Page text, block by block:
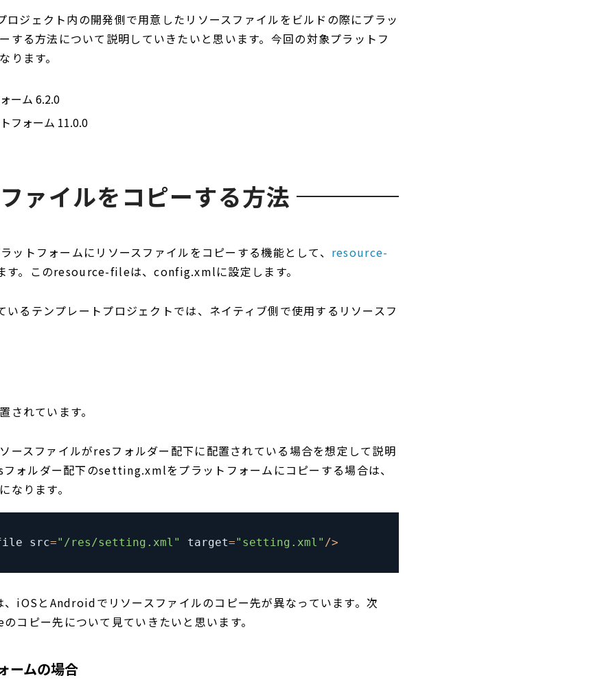
ロジェクト内の開発側で用意したリソースファイルをビルドの際にプラッ
する方法について説明していきたいと思います。今回の対象プラットフ
ります。
ーム 6.2.0
フォーム 11.0.0
ァイルをコピーする方法
ットフォームにリソースファイルをコピーする機能として、 resource-
す。このresource-fileは、config.xmlに設定します。
いるテンプレートプロジェクトでは、ネイティブ側で使用するリソースフ
されています。
ースファイルがresフォルダー配下に配置されている場合を想定して説明
フォルダー配下のsetting.xmlをプラットフォームにコピーする場合は、
なります。
src="/res/setting.xml" target="setting.xml" />
iOSとAndroidでリソースファイルのコピー先が異なっています。次
コピー先について見ていきたいと思います。
ームの場合